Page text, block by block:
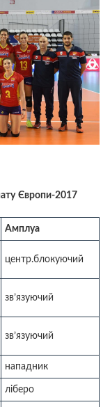
Європи-2017
Амплуа
центр.блокуючий
зв’язуючий
зв’язуючий
нападник
ліберо